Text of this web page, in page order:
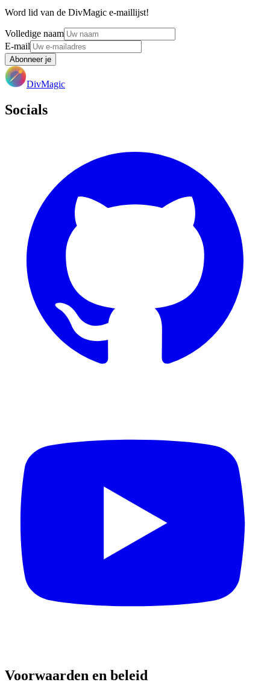
Word lid van de DivMagic e-maillijst!
Volledige naam
E-mail
Abonneer je
DivMagic
Socials
Voorwaarden en beleid